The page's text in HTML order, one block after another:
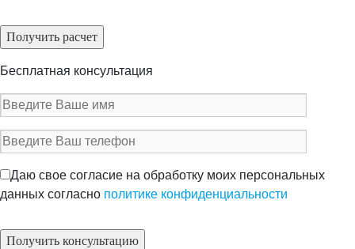
Бесплатная консультация
Даю свое согласие на обработку моих персональных
данных согласно политике конфиденциальности